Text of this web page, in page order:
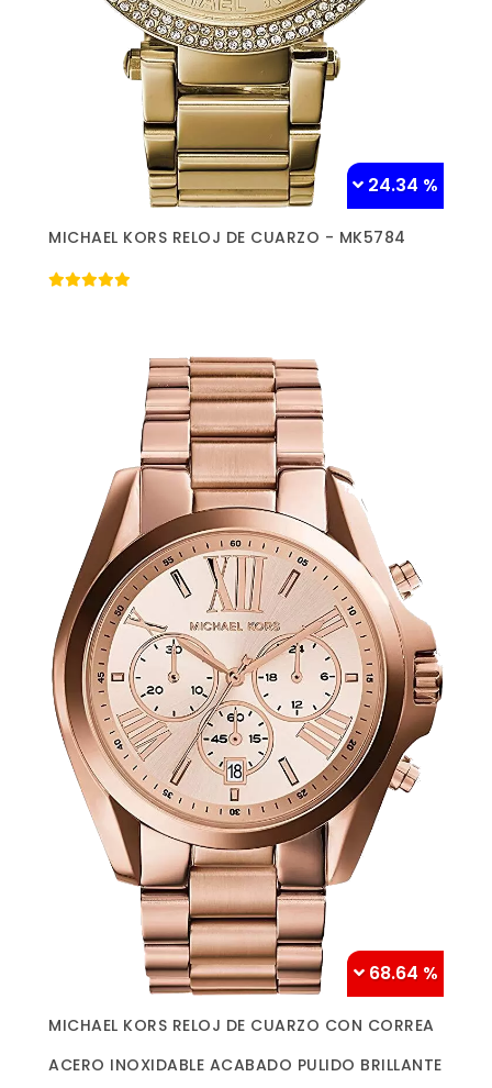
24.34 %
Más información »
MICHAEL KORS RELOJ DE CUARZO - MK5784
68.64 %
Más información »
MICHAEL KORS RELOJ DE CUARZO CON CORREA
ACERO INOXIDABLE ACABADO PULIDO BRILLANTE